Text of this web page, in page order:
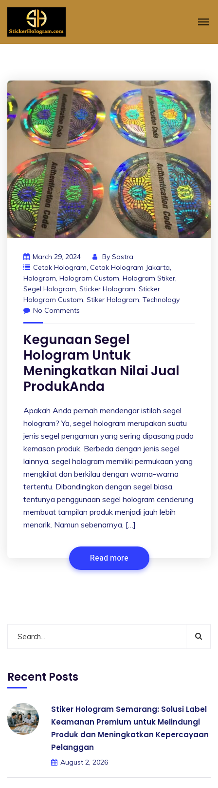
March 29, 2024 By Sastra
Cetak Hologram, Cetak Hologram Jakarta,
Hologram, Hologram Custom, Hologram Stiker,
Segel Hologram, Sticker Hologram, Sticker
Hologram Custom, Stiker Hologram, Technology
No Comments
Kegunaan Segel
Hologram Untuk
Meningkatkan Nilai Jual
ProdukAnda
Apakah Anda pernah mendengar istilah segel
hologram? Ya, segel hologram merupakan suatu
jenis segel pengaman yang sering dipasang pada
kemasan produk. Berbeda dengan jenis segel
lainnya, segel hologram memiliki permukaan yang
mengkilat dan berkilau dengan warna-warna
tertentu. Dibandingkan dengan segel biasa,
tentunya penggunaan segel hologram cenderung
membuat tampilan produk menjadi jauh lebih
menarik. Namun sebenarnya, […]
Read more
Recent Posts
Stiker Hologram Semarang: Solusi Label
Keamanan Premium untuk Melindungi
Produk dan Meningkatkan Kepercayaan
Pelanggan
August 2, 2026